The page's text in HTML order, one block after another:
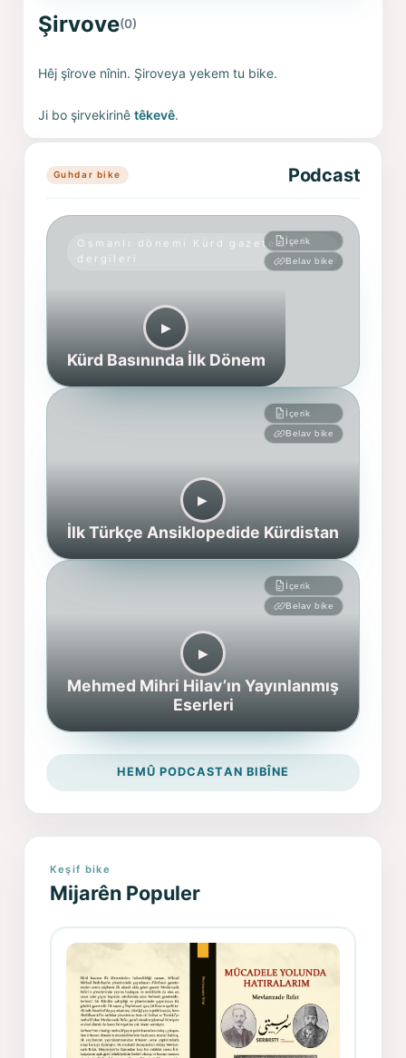
Şirvove(0)
Hêj şîrove nînin. Şiroveya yekem tu bike.
Ji bo şirvekirinêtêkevê.
Guhdar bike Podcast
Osmanlı dönemi Kürd gazete ve
dergileri
İçerik
Belav bike
▶︎
Kürd Basınında İlk Dönem
İçerik
Belav bike
▶︎
İlk Türkçe Ansiklopedide Kürdistan
İçerik
Belav bike
▶︎
Mehmed Mihri Hilav’ın Yayınlanmış
Eserleri
HEMÛ PODCASTAN BIBÎNE
Keşif bike
Mijarên Populer